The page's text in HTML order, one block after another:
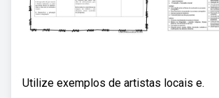
Utilize exemplos de artistas locais e.